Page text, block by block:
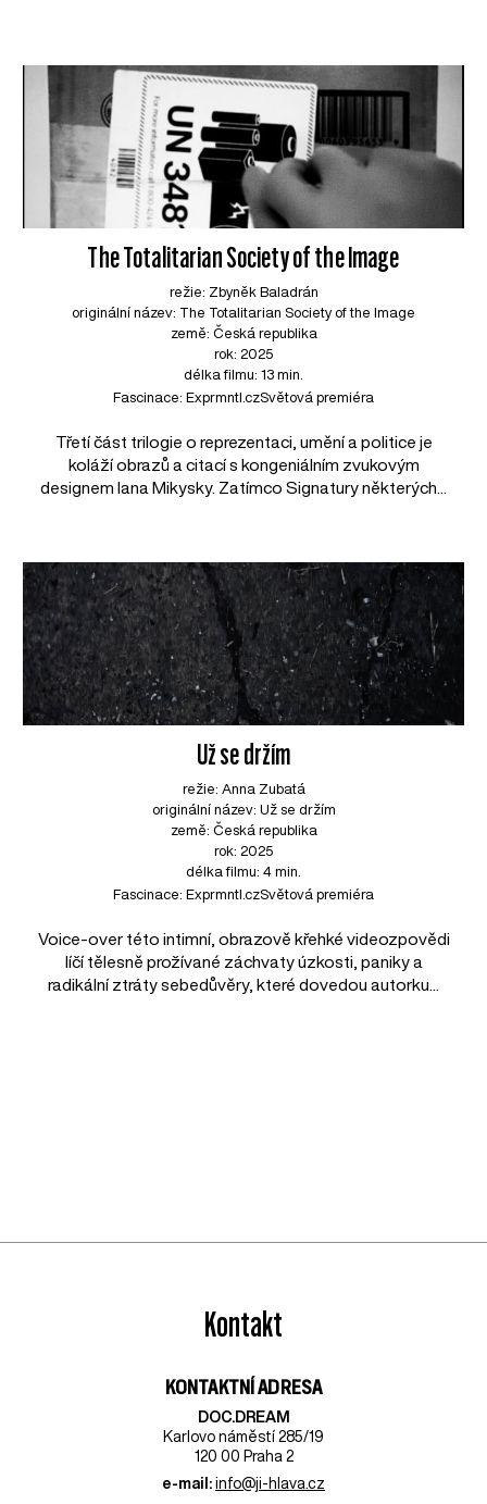
The Totalitarian Society of the Image
režie: Zbyněk Baladrán
originální název: The Totalitarian Society of the Image
země: Česká republika
rok: 2025
délka filmu: 13 min.
Fascinace: Exprmntl.czSvětová premiéra
Třetí část trilogie o reprezentaci, umění a politice je
koláží obrazů a citací s kongeniálním zvukovým
designem Iana Mikysky. Zatímco Signatury některých...
Už se držím
režie: Anna Zubatá
originální název: Už se držím
země: Česká republika
rok: 2025
délka filmu: 4 min.
Fascinace: Exprmntl.czSvětová premiéra
Voice-over této intimní, obrazově křehké videozpovědi
líčí tělesně prožívané záchvaty úzkosti, paniky a
radikální ztráty sebedůvěry, které dovedou autorku...
Kontakt
KONTAKTNÍ ADRESA
DOC.DREAM​
Karlovo náměstí 285/19
120 00 Praha 2
e-mail: info@ji-hlava.cz